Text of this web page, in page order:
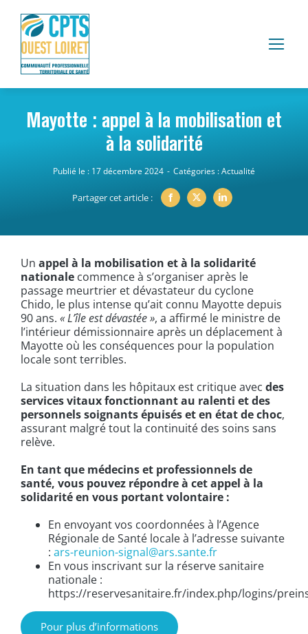
contenu
Mayotte : appel à la mobilisation et
à la solidarité
Publié le : 17 décembre 2024 - Catégories :Actualité
Partager cet article :
Un appel à la mobilisation et à la solidarité
nationalecommence à s’organiser après le
passage meurtrier et dévastateur du cyclone
Chido, le plus intense qu’ait connu Mayotte depuis
90 ans. « L’île est dévastée », a affirmé le ministre de
l’intérieur démissionnaire après un déplacement à
Mayotte où les conséquences pour la population
locale sont terribles.
La situation dans les hôpitaux est critique avec des
services vitaux fonctionnant au ralenti et des
personnels soignants épuisés et en état de choc,
assurant malgré tout la continuité des soins sans
relève.
En tant que médecins et professionnels de
santé, vous pouvez répondre à cet appel à la
solidarité en vous portant volontaire :
En envoyant vos coordonnées à l’Agence
Régionale de Santé locale à l’adresse suivante
: ars-reunion-signal@ars.sante.fr
En vous inscrivant sur la réserve sanitaire
nationale :
https://reservesanitaire.fr/index.php/logins/
Pour plus d’informations